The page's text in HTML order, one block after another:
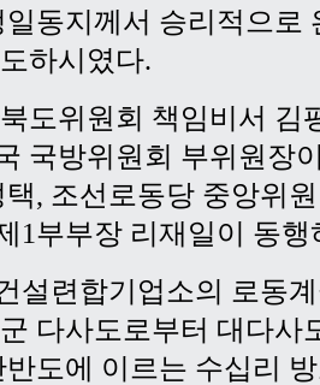
동지께서 승리적으로
하시였다.
도위원회 책임비서 김
국방위원회 부위원장
, 조선로동당 중앙위
1부부장 리재일이 동행
설련합기업소의 로동
다사도로부터 대다사
도에 이르는 수십리